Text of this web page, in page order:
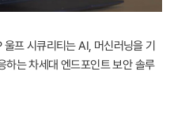
프 시큐리티는 AI, 머신러닝을 기
하는 차세대 엔드포인트 보안 솔루